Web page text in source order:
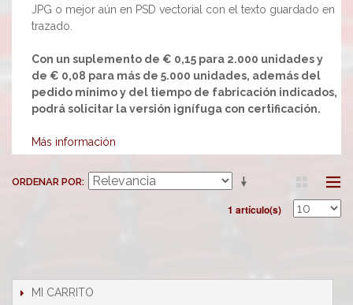
JPG o mejor aún en PSD vectorial con el texto guardado en
trazado.
Con un suplemento de € 0,15 para 2.000 unidades y
de € 0,08 para más de 5.000 unidades, además del
pedido mínimo y del tiempo de fabricación indicados,
podrá solicitar la versión ignífuga con certificación.
Más información
ORDENAR POR
1 artículo(s)
MI CARRITO